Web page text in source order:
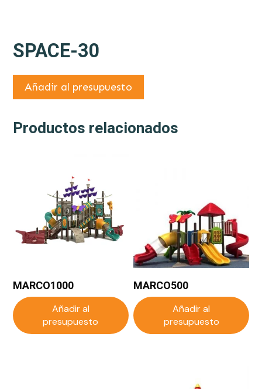
SPACE-30
Añadir al presupuesto
Productos relacionados
MARCO1000
Añadir al
presupuesto
MARCO500
Añadir al
presupuesto